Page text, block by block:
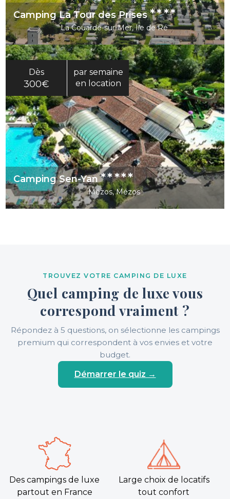
Camping La Tour des Prises****
La Couarde-sur-Mer, Ile de Ré
Dès
300€
par semaine
en location
Camping Sen-Yan*****
Mézos, Mézos
Des campings de luxe
partout en France
Large choix de locatifs
tout confort
TROUVEZ VOTRE CAMPING DE LUXE
Quel camping de luxe vous
correspond vraiment ?
Répondez à 5 questions, on sélectionne les campings
premium qui correspondent à vos envies et votre
budget.
Démarrer le quiz →